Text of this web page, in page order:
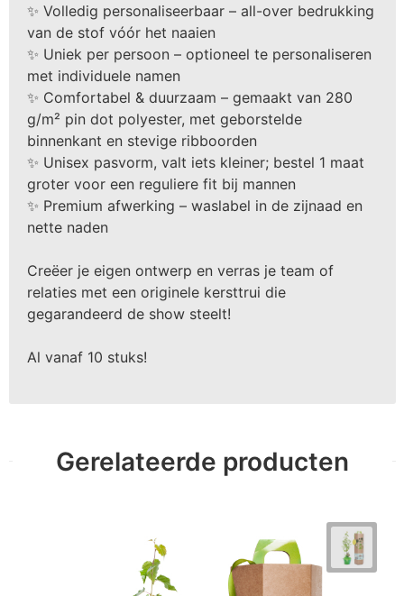
✨ Volledig personaliseerbaar – all-over bedrukking
van de stof vóór het naaien
✨ Uniek per persoon – optioneel te personaliseren
met individuele namen
✨ Comfortabel & duurzaam – gemaakt van 280
g/m² pin dot polyester, met geborstelde
binnenkant en stevige ribboorden
✨ Unisex pasvorm, valt iets kleiner; bestel 1 maat
groter voor een reguliere fit bij mannen
✨ Premium afwerking – waslabel in de zijnaad en
nette naden
Creëer je eigen ontwerp en verras je team of
relaties met een originele kersttrui die
gegarandeerd de show steelt!
Al vanaf 10 stuks!
Gerelateerde producten